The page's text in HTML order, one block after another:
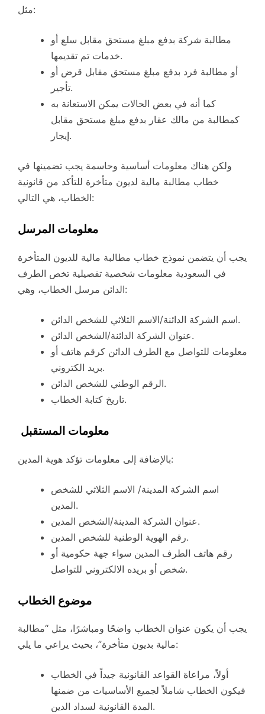
مثل:
مطالبة شركة بدفع مبلغ مستحق مقابل سلع أو
خدمات تم تقديمها.
أو مطالبة فرد بدفع مبلغ مستحق مقابل قرض أو
تأجير.
كما أنه في بعض الحالات يمكن الاستعانة به
كمطالبة من مالك عقار بدفع مبلغ مستحق مقابل
إيجار.
ولكن هناك معلومات أساسية وحاسمة يجب تضمينها في
خطاب مطالبة مالية لديون متأخرة للتأكد من قانونية
الخطاب، هي التالي:
معلومات المرسل
يجب أن يتضمن نموذج خطاب مطالبة مالية للديون المتأخرة
في السعودية معلومات شخصية تفصيلية تخص الطرف
الدائن مرسل الخطاب، وهي:
اسم الشركة الدائنة/الاسم الثلاثي للشخص الدائن.
عنوان الشركة الدائنة/الشخص الدائن.
معلومات للتواصل مع الطرف الدائن كرقم هاتف أو
بريد الكتروني.
الرقم الوطني للشخص الدائن.
تاريخ كتابة الخطاب.
معلومات المستقبل
بالإضافة إلى معلومات تؤكد هوية المدين:
اسم الشركة المدينة/ الاسم الثلاثي للشخص
المدين.
عنوان الشركة المدينة/الشخص المدين.
رقم الهوية الوطنية للشخص المدين.
رقم هاتف الطرف المدين سواء جهة حكومية أو
شخص أو بريده الالكتروني للتواصل.
موضوع الخطاب
يجب أن يكون عنوان الخطاب واضحًا ومباشرًا، مثل “مطالبة
مالية بديون متأخرة”، بحيث يراعي ما يلي:
أولاً، مراعاة القواعد القانونية جيداً في الخطاب
فيكون الخطاب شاملاً لجميع الأساسيات من ضمنها
المدة القانونية لسداد الدين.